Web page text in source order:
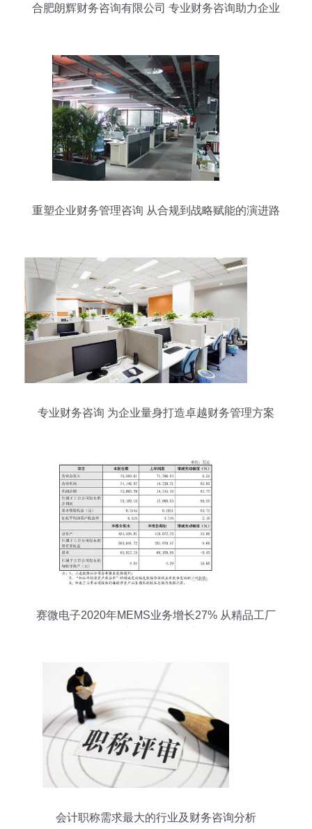
合肥朗辉财务咨询有限公司 专业财务咨询助力企业
重塑企业财务管理咨询 从合规到战略赋能的演进路
专业财务咨询 为企业量身打造卓越财务管理方案
赛微电子2020年MEMS业务增长27% 从精品工厂
会计职称需求最大的行业及财务咨询分析